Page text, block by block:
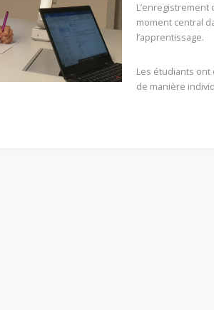
moment central
l’apprentissage.
Les étudiants
de manière